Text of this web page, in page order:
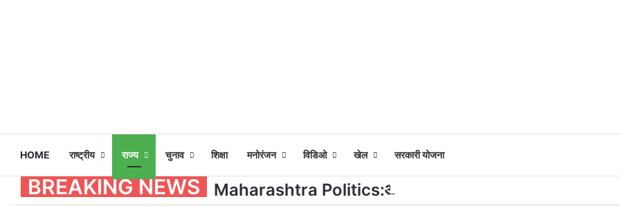
HOME राष्ट्रीय राज्य चुनाव शिक्षा मनोरंजन विडिओ खेल सरकारी योजना
BREAKING NEWS Maharashtra Politics:ओएसडी और पीए की नियुक्ति को लेकर